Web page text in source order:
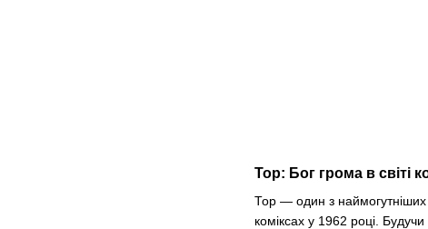
Тор: Бог грома в світі
Тор — один з наймогутніших
коміксах у 1962 році.